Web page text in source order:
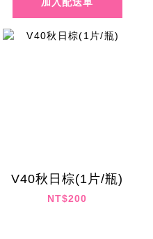
V40秋日棕(1片/瓶)
NT$200